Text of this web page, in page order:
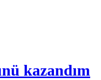
kazandım